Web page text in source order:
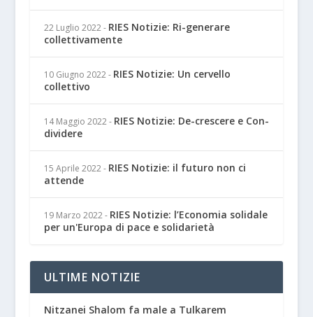
22 Luglio 2022 - RIES Notizie: Ri-generare
collettivamente
10 Giugno 2022 - RIES Notizie: Un cervello
collettivo
14 Maggio 2022 - RIES Notizie: De-crescere e Con-
dividere
15 Aprile 2022 - RIES Notizie: il futuro non ci
attende
19 Marzo 2022 - RIES Notizie: l’Economia solidale
per un'Europa di pace e solidarietà
ULTIME NOTIZIE
Nitzanei Shalom fa male a Tulkarem